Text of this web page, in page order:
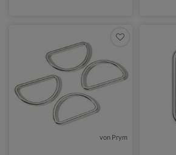
von Prym